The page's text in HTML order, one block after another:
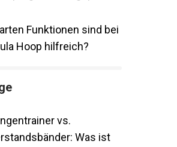
Funktionen sind bei
Hoop hilfreich?
vs.
Was ist